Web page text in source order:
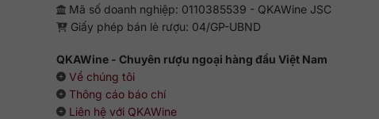
Mã số doanh nghiệp: 0110385539 - QKAWine JSC
Giấy phép bán lẻ rượu: 04/GP-UBND
QKAWine - Chuyên rượu ngoại hàng đầu Việt Nam
Về chúng tôi
Thông cáo báo chí
Liên hệ với QKAWine